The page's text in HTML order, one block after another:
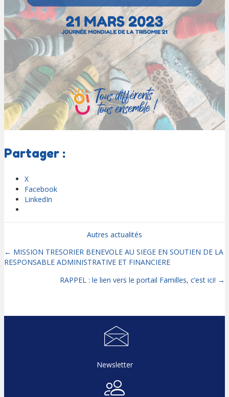
Partager :
X
Facebook
LinkedIn
Autres actualités
Posts
navigation
← MISSION TRESORIER BENEVOLE AU SIEGE EN SOUTIEN DE LA
RESPONSABLE ADMINISTRATIVE ET FINANCIERE
RAPPEL : le lien vers le portail Familles, c’est ici! →
Newsletter